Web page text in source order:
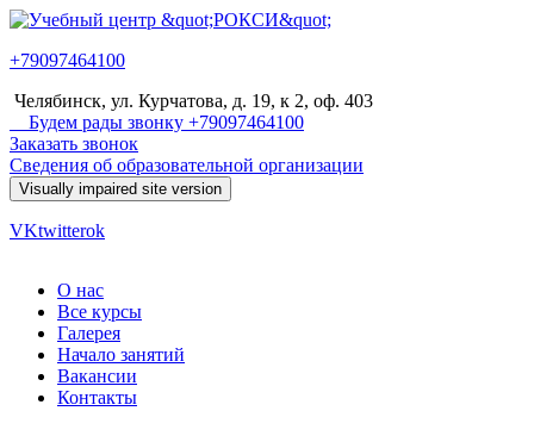
Перейти к основному содержанию
Учебный
центр
"РОКСИ"
+79097464100
Челябинск, ул. Курчатова, д. 19, к 2, оф. 403
Будем рады звонку +79097464100
Заказать звонок
Сведения об образовательной организации
VKtwitterok
Главное меню
О нас
Все курсы
Галерея
Начало занятий
Вакансии
Контакты